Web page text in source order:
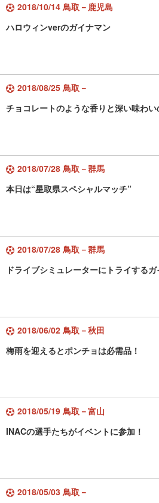
2018/10/14 鳥取－鹿児島
ハロウィンverのガイナマン
2018/08/25 鳥取－
チョコレートのような香りと深い味わい
2018/07/28 鳥取－群馬
本日は“星取県スペシャルマッチ”
2018/07/28 鳥取－群馬
ドライブシミュレーターにトライする
2018/06/02 鳥取－秋田
梅雨を迎えるとポンチョは必需品！
2018/05/19 鳥取－富山
INACの選手たちがイベントに参加！
2018/05/03 鳥取－